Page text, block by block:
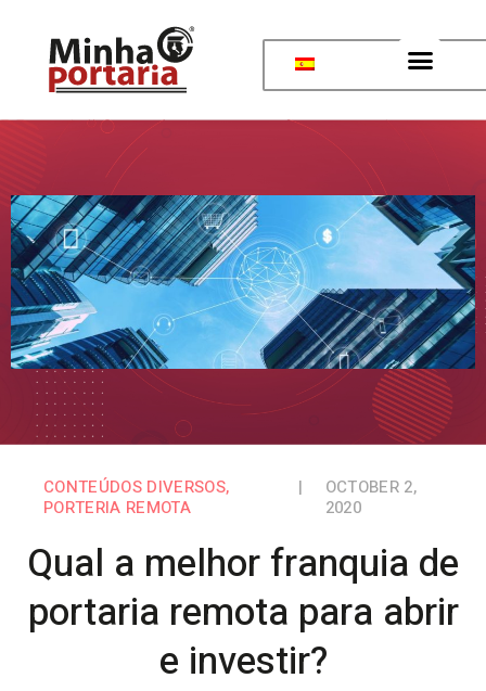
CONTEÚDOS DIVERSOS,
PORTERIA REMOTA
|
OCTOBER 2,
2020
Qual a melhor franquia de
portaria remota para abrir
e investir?